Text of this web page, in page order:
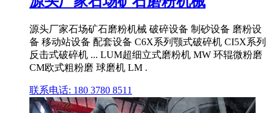
源头厂家石场矿石磨粉机械 破碎设备 制砂设备 磨粉设
备 移动站设备 配套设备 C6X系列颚式破碎机 CI5X系列
反击式破碎机 ... LUM超细立式磨粉机 MW 环辊微粉磨
CM欧式粗粉磨 球磨机 LM .
联系电话: 180 3780 8511